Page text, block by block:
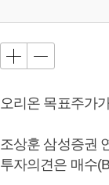
오리온 목표주가
조상훈 삼성증권
투자의견은 매수